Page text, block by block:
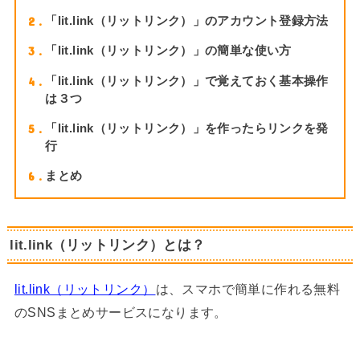
2 「lit.link（リットリンク）」のアカウント登録方法
3 「lit.link（リットリンク）」の簡単な使い方
4
「lit.link（リットリンク）」で覚えておく基本操作
は３つ
5
「lit.link（リットリンク）」を作ったらリンクを発
行
6 まとめ
lit.link（リットリンク）とは？
lit.link（リットリンク） は、スマホで簡単に作れる無料
のSNSまとめサービスになります。